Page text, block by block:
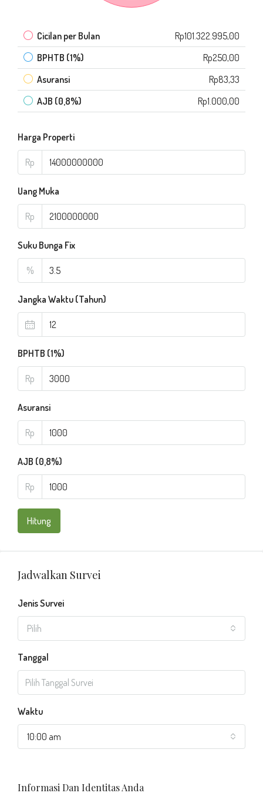
Cicilan per Bulan
Rp101.322.995,00
BPHTB (1%)
Rp250,00
Asuransi
Rp83,33
AJB (0,8%)
Rp1.000,00
Harga Properti
Rp
Uang Muka
Rp
Suku Bunga Fix
%
Jangka Waktu (Tahun)
BPHTB (1%)
Rp
Asuransi
Rp
AJB (0,8%)
Rp
Hitung
Jadwalkan Survei
Jenis Survei
Pilih
Tanggal
Waktu
10:00 am
Informasi Dan Identitas Anda